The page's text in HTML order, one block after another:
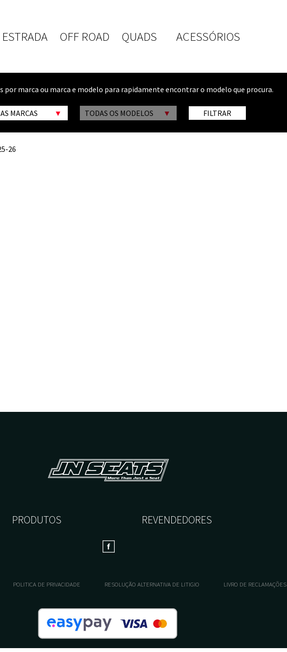
ESTRADA OFF ROAD QUADS ACESSÓRIOS
por marca ou marca e modelo para rapidamente encontrar o modelo que procura.
MARCAS TODAS OS MODELOS FILTRAR
26
PRODUTOS REVENDEDORES
POLITICA DE PRIVACIDADE RESOLUÇÃO ALTERNATIVA DE LITIGIO LIVRO DE RECLAMAÇÕES